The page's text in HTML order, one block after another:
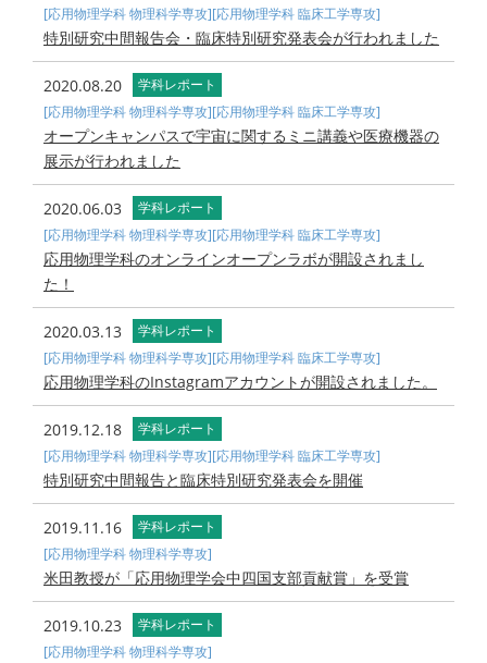
[応用物理学科 物理科学専攻][応用物理学科 臨床工学専攻]
特別研究中間報告会・臨床特別研究発表会が行われました
2020.08.20
学科レポート
[応用物理学科 物理科学専攻][応用物理学科 臨床工学専攻]
オープンキャンパスで宇宙に関するミニ講義や医療機器の
展示が行われました
2020.06.03
学科レポート
[応用物理学科 物理科学専攻][応用物理学科 臨床工学専攻]
応用物理学科のオンラインオープンラボが開設されまし
た！
2020.03.13
学科レポート
[応用物理学科 物理科学専攻][応用物理学科 臨床工学専攻]
応用物理学科のInstagramアカウントが開設されました。
2019.12.18
学科レポート
[応用物理学科 物理科学専攻][応用物理学科 臨床工学専攻]
特別研究中間報告と臨床特別研究発表会を開催
2019.11.16
学科レポート
[応用物理学科 物理科学専攻]
米田教授が「応用物理学会中四国支部貢献賞」を受賞
2019.10.23
学科レポート
[応用物理学科 物理科学専攻]